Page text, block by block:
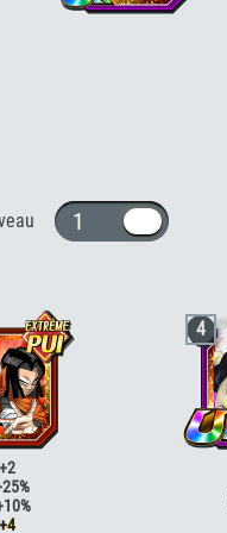
[END]
1 ou 10
4